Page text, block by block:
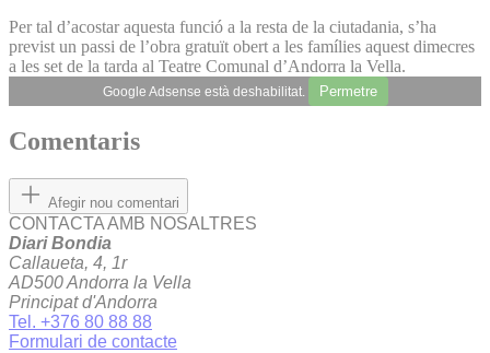
Per tal d’acostar aquesta funció a la resta de la ciutadania, s’ha
previst un passi de l’obra gratuït obert a les famílies aquest dimecres
a les set de la tarda al Teatre Comunal d’Andorra la Vella.
Google Adsense està deshabilitat. Permetre
Comentaris
Afegir nou comentari
CONTACTA AMB NOSALTRES
Diari Bondia
Callaueta, 4, 1r
AD500 Andorra la Vella
Principat d'Andorra
Tel. +376 80 88 88
Formulari de contacte